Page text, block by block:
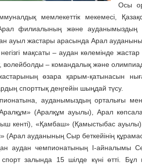
Осы
мемлекеттік мекемесі,
Арал филиалының және
ауыл жастары арасында Арал
мақсаты – аудан көлемінде
волейболды – командалық және
өзара қарым-қатынасын
спорттық деңгейін шыңдай түсу.
ауданымыздың орталығы
(Аралқұм ауылы), Арал
кенті), «Қамбаш» (Қамыстыбас ауылы),
(Арал ауданының Сыр беткейінің
аудан чемпионатының І-айналымы
спорт залында 15 шілде күні өтті.